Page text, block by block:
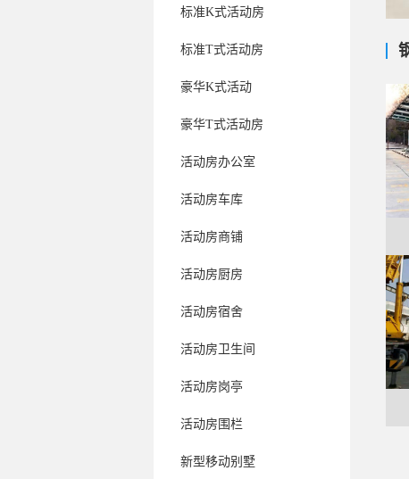
标准K式活动房
标准T式活动房
豪华K式活动
豪华T式活动房
活动房办公室
活动房车库
活动房商铺
活动房厨房
活动房宿舍
活动房卫生间
活动房岗亭
活动房围栏
新型移动别墅